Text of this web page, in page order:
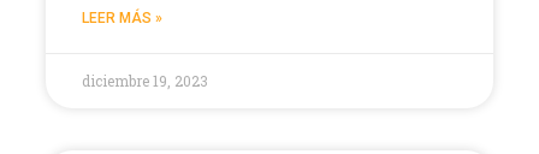
LEER MÁS »
diciembre 19, 2023